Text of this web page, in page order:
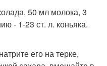
50 мл молока, 3
- 1-23 ст. л. коньяка.
его на терке,